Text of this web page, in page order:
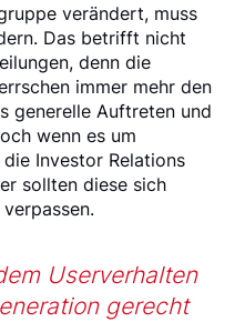
verändert, muss
Das betrifft nicht
denn die
immer mehr den
generelle Auftreten und
wenn es um
Investor Relations
sollten diese sich
Userverhalten
gerecht